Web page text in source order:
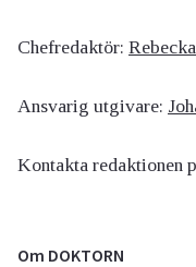
Chefredaktör:
Ansvarig utgivare:
Kontakta redaktionen
Om DOKTORN